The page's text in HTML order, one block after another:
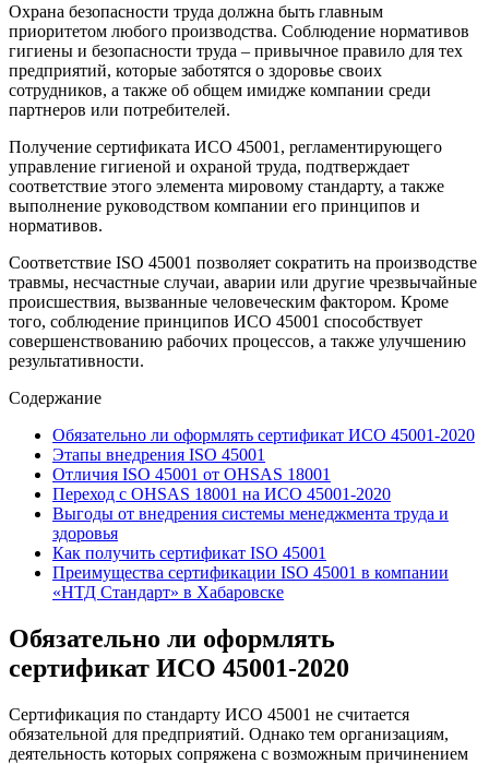
Охрана безопасности труда должна быть главным
приоритетом любого производства. Соблюдение нормативов
гигиены и безопасности труда – привычное правило для тех
предприятий, которые заботятся о здоровье своих
сотрудников, а также об общем имидже компании среди
партнеров или потребителей.
Получение сертификата ИСО 45001, регламентирующего
управление гигиеной и охраной труда, подтверждает
соответствие этого элемента мировому стандарту, а также
выполнение руководством компании его принципов и
нормативов.
Соответствие ISO 45001 позволяет сократить на производстве
травмы, несчастные случаи, аварии или другие чрезвычайные
происшествия, вызванные человеческим фактором. Кроме
того, соблюдение принципов ИСО 45001 способствует
совершенствованию рабочих процессов, а также улучшению
результативности.
Содержание
Обязательно ли оформлять сертификат ИСО 45001-2020
Этапы внедрения ISO 45001
Отличия ISO 45001 от OHSAS 18001
Переход с OHSAS 18001 на ИСО 45001-2020
Выгоды от внедрения системы менеджмента труда и
здоровья
Как получить сертификат ISO 45001
Преимущества сертификации ISO 45001 в компании
«НТД Стандарт» в Хабаровске
Обязательно ли оформлять
сертификат ИСО 45001-2020
Сертификация по стандарту ИСО 45001 не считается
обязательной для предприятий. Однако тем организациям,
деятельность которых сопряжена с возможным причинением